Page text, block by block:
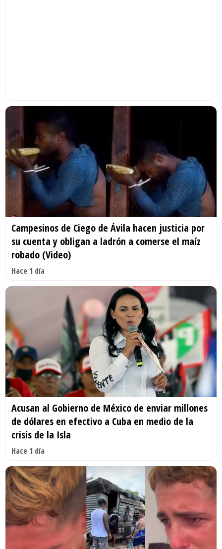
Campesinos de Ciego de Ávila hacen justicia por
su cuenta y obligan a ladrón a comerse el maíz
robado (Video)
Hace 1 día
Acusan al Gobierno de México de enviar millones
de dólares en efectivo a Cuba en medio de la
crisis de la Isla
Hace 1 día